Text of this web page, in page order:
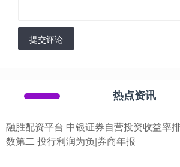
提交评论
热点资讯
融胜配资平台 中银证券自营投资收益率
数第二 投行利润为负|券商年报